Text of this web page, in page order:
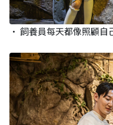
• 飼養員每天都像照顧自